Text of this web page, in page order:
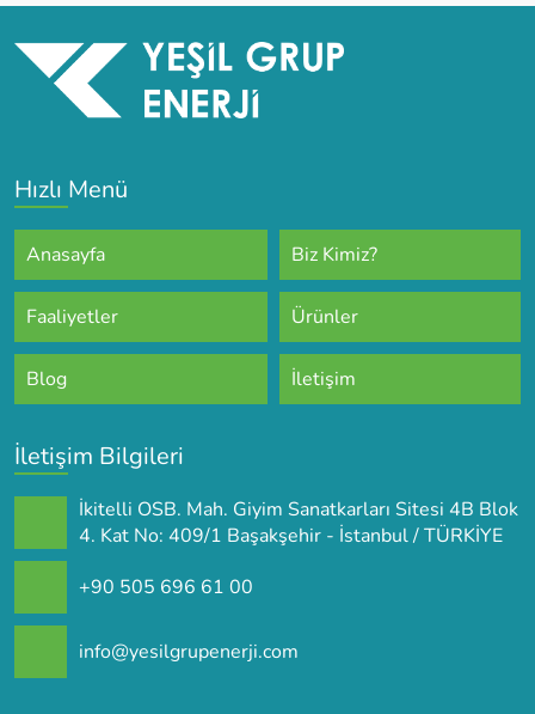
Hızlı Menü
Anasayfa Biz Kimiz?
Faaliyetler Ürünler
Blog İletişim
İletişim Bilgileri
İkitelli OSB. Mah. Giyim Sanatkarları Sitesi 4B Blok
4. Kat No: 409/1 Başakşehir - İstanbul / TÜRKİYE
+90 505 696 61 00
info@yesilgrupenerji.com